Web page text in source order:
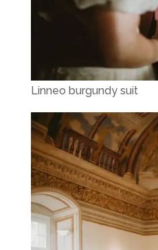
Linneo burgundy suit